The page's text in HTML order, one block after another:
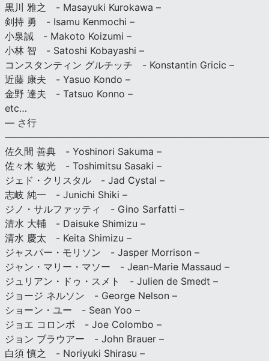
黒川 雅之 - Masayuki Kurokawa –
剣持 勇 - Isamu Kenmochi –
小泉誠 - Makoto Koizumi –
小林 智 - Satoshi Kobayashi –
コンスタンティン グルチッチ - Konstantin Gricic –
近藤 康夫 - Yasuo Kondo –
金野 達夫 - Tatsuo Konno –
etc…
— さ行
佐久間 善典 - Yoshinori Sakuma –
佐々木 敏光 - Toshimitsu Sasaki –
ジェド・クリスタル - Jad Cystal –
志岐 純一 - Junichi Shiki –
ジノ・サルファッティ - Gino Sarfatti –
清水 大輔 - Daisuke Shimizu –
清水 慶太 - Keita Shimizu –
ジャスパー・モリソン - Jasper Morrison –
ジャン・マリー・マソー - Jean-Marie Massaud –
ジュリアン・ドゥ・スメト - Julien de Smedt –
ジョージ ネルソン - George Nelson –
ショーン・ユー - Sean Yoo –
ジョエ コロンボ - Joe Colombo –
ジョン ブラウアー - John Brauer –
白須 慎之 - Noriyuki Shirasu –